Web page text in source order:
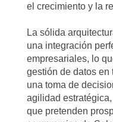
el crecimiento y la
La sólida
una integración
empresariales, lo
gestión de datos en
una toma de
agilidad
que pretenden